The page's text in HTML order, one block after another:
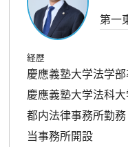
第一
経歴
慶應義塾大学法学
慶應義塾大学法科
都内法律事務所勤務
当事務所開設